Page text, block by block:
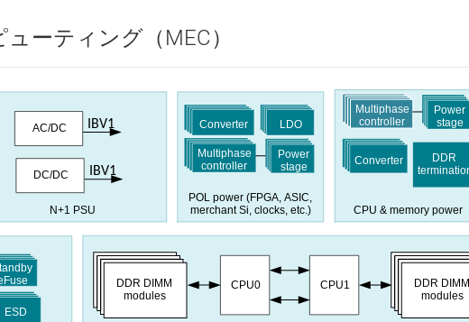
ーティング（MEC）
CPU0 CPU1 DDR
modules
DDR DIMM
modules
ESD
N+1 PSU
DC/DC IBV1
AC/DC IBV1
POL power (FPGA, ASIC,
merchant Si, clocks, etc.)
Converter LDO
Multiphase
controller
Power
stage
CPU & memory power
Multiphase
controller
Power
stage
Converter DDR